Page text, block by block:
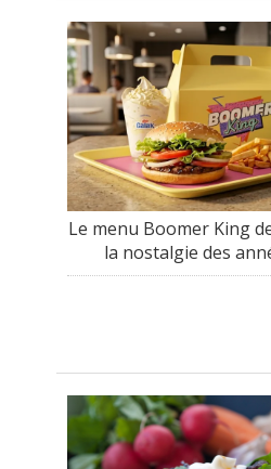
Le menu Boomer King
la nostalgie des